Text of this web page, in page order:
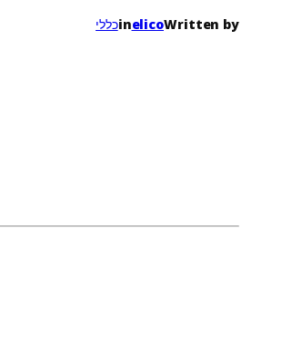
Written by
elico
inכללי